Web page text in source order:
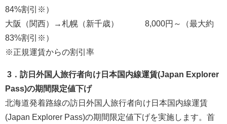
84%割引※）
大阪（関西）→札幌（新千歳） 8,000円～（最大約
83%割引※）
※正規運賃からの割引率
3．訪日外国人旅行者向け日本国内線運賃(Japan Explorer
Pass)の期間限定値下げ
北海道発着路線の訪日外国人旅行者向け日本国内線運賃
(Japan Explorer Pass)の期間限定値下げを実施します。首